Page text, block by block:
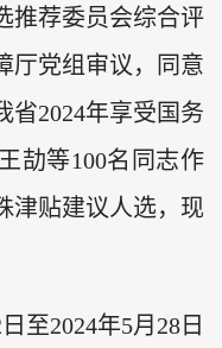
推荐委员会综合评
厅党组审议，同意
省2024年享受国务
劼等100名同志作
津贴建议人选，现
至2024年5月28日